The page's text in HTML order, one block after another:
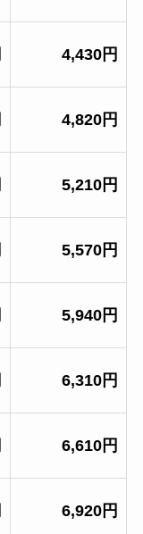
4,430円
4,820円
5,210円
5,570円
5,940円
6,310円
6,610円
6,920円